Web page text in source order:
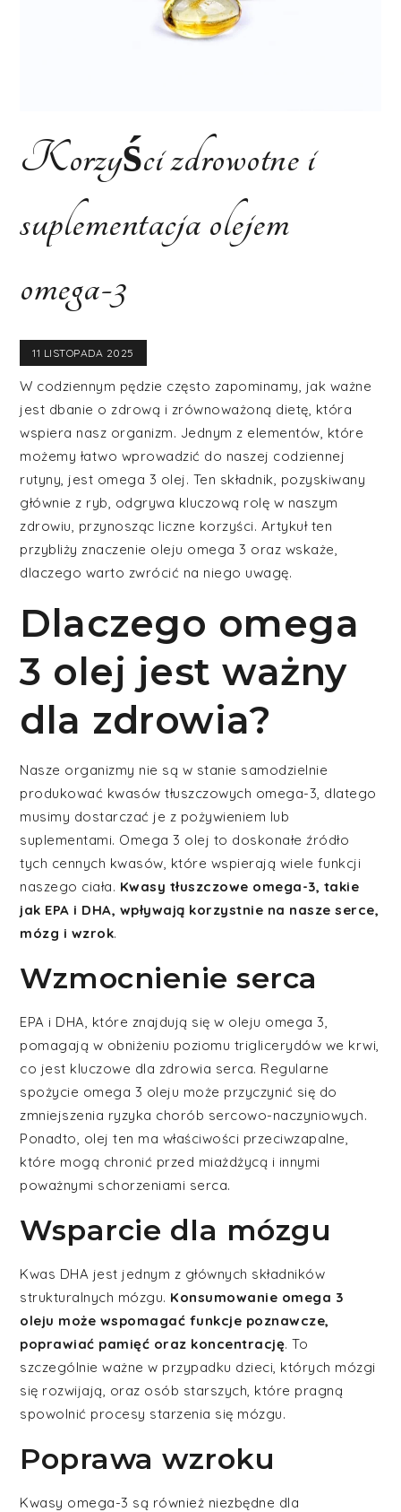
Korzyści zdrowotne i
suplementacja olejem
omega-3
11 LISTOPADA 2025
W codziennym pędzie często zapominamy, jak ważne
jest dbanie o zdrową i zrównoważoną dietę, która
wspiera nasz organizm. Jednym z elementów, które
możemy łatwo wprowadzić do naszej codziennej
rutyny, jest omega 3 olej. Ten składnik, pozyskiwany
głównie z ryb, odgrywa kluczową rolę w naszym
zdrowiu, przynosząc liczne korzyści. Artykuł ten
przybliży znaczenie oleju omega 3 oraz wskaże,
dlaczego warto zwrócić na niego uwagę.
Dlaczego omega
3 olej jest ważny
dla zdrowia?
Nasze organizmy nie są w stanie samodzielnie
produkować kwasów tłuszczowych omega-3, dlatego
musimy dostarczać je z pożywieniem lub
suplementami. Omega 3 olej to doskonałe źródło
tych cennych kwasów, które wspierają wiele funkcji
naszego ciała. Kwasy tłuszczowe omega-3, takie
jak EPA i DHA, wpływają korzystnie na nasze serce,
mózg i wzrok.
Wzmocnienie serca
EPA i DHA, które znajdują się w oleju omega 3,
pomagają w obniżeniu poziomu triglicerydów we krwi,
co jest kluczowe dla zdrowia serca. Regularne
spożycie omega 3 oleju może przyczynić się do
zmniejszenia ryzyka chorób sercowo-naczyniowych.
Ponadto, olej ten ma właściwości przeciwzapalne,
które mogą chronić przed miażdżycą i innymi
poważnymi schorzeniami serca.
Wsparcie dla mózgu
Kwas DHA jest jednym z głównych składników
strukturalnych mózgu. Konsumowanie omega 3
oleju może wspomagać funkcje poznawcze,
poprawiać pamięć oraz koncentrację. To
szczególnie ważne w przypadku dzieci, których mózgi
się rozwijają, oraz osób starszych, które pragną
spowolnić procesy starzenia się mózgu.
Poprawa wzroku
Kwasy omega-3 są również niezbędne dla